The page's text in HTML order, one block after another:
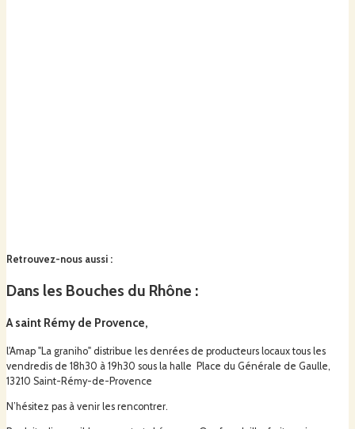
Retrouvez-nous aussi :
Dans les Bouches du Rhône :
A saint Rémy de Provence,
l'Amap "La graniho" distribue les denrées de producteurs locaux tous les
vendredis de 18h30 à 19h30 sous la halle Place du Générale de Gaulle,
13210 Saint-Rémy-de-Provence
N’hésitez pas à venir les rencontrer.